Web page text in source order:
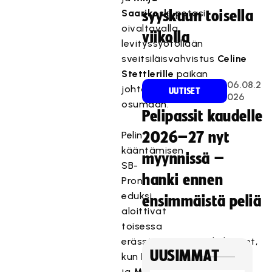
Saarikoskipetasi
oivaltavalla
levityssyötöllään
sveitsiläisvahvistus Celine
Stettlerille paikan
johto-
osumaan.
Pelin
kääntämisen
SB-
Pron
eduksi
aloittivat
toisessa
erässä
kaksoset,
kun Laurasyötti
syyskuun toisella
viikolla
UUTISET
06.08.2
026
Pelipassit kaudelle
2026–27 nyt
myynnissä –
hanki ennen
ensimmäistä peliä
UUSIMMAT